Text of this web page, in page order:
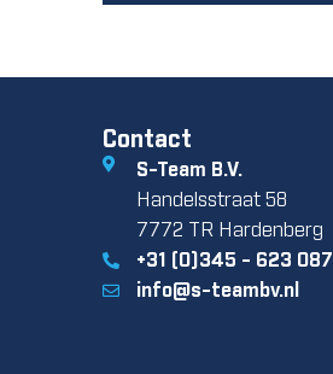
Contact
S-Team B.V.
Handelsstraat 58
7772 TR Hardenberg
+31 (0)345 - 623 087
info@s-teambv.nl